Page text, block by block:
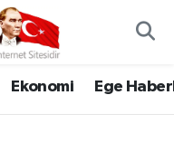
Ekonomi Ege